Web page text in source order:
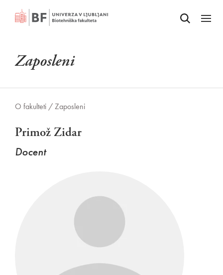
Odpri iskalnik
Odpri
Zaposleni
O fakulteti /Zaposleni
Primož Zidar
Docent